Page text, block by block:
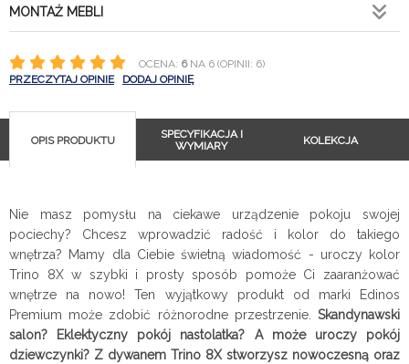
MONTAŻ MEBLI
OCENA: 6NA 6 (OPINII: 6)
PRZECZYTAJ OPINIE
DODAJ OPINIĘ
OPIS PRODUKTU
SPECYFIKACJA I
WYMIARY
KOLEKCJA
Nie masz pomysłu na ciekawe urządzenie pokoju swojej
pociechy? Chcesz wprowadzić radość i kolor do takiego
wnętrza? Mamy dla Ciebie świetną wiadomość - uroczy kolor
Trino 8X w szybki i prosty sposób pomoże Ci zaaranżować
wnętrze na nowo! Ten wyjątkowy produkt od marki Edinos
Premium może zdobić różnorodne przestrzenie. Skandynawski
salon? Eklektyczny pokój nastolatka? A może uroczy pokój
dziewczynki? Z dywanem Trino 8X stworzysz nowoczesną oraz